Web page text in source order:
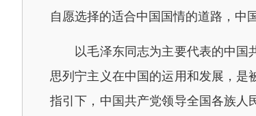
自愿选择的适合中国国情的道路，中
以毛泽东同志为主要代表的中国共
思列宁主义在中国的运用和发展，
指引下，中国共产党领导全国各族